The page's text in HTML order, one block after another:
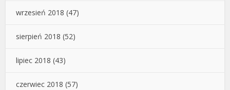
wrzesień 2018 (47)
sierpień 2018 (52)
lipiec 2018 (43)
czerwiec 2018 (57)